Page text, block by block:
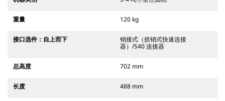
重量 120 kg
接口选件：自上而下
销接式（抓销式快速连接
器）/S40 连接器
总高度 702 mm
长度 488 mm